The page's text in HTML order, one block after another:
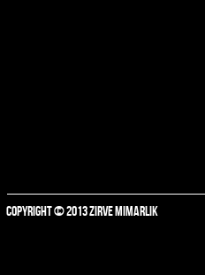
COPYRIGHT © 2013 ZIRVE MIMARLIK